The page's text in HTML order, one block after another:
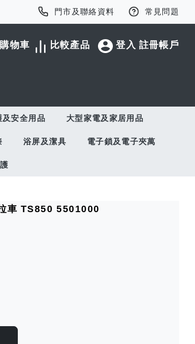
門市及聯絡資料 常見問題
登入 註冊帳戶
比較產品
購物車
及安全用品 大型家電及家居用品
浴屏及潔具 電子鎖及電子夾萬
車 TS850 5501000